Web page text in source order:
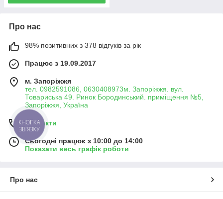
Про нас
98% позитивних з 378 відгуків за рік
Працює з 19.09.2017
м. Запоріжжя
тел. 0982591086, 0630408973м. Запоріжжя. вул.
Товариська 49. Ринок Бородинський. приміщення №5,
Запоріжжя, Україна
Контакти
Сьогодні працює з 10:00 до 14:00
Показати весь графік роботи
Про нас
КНОПКА
ЗВ'ЯЗКУ